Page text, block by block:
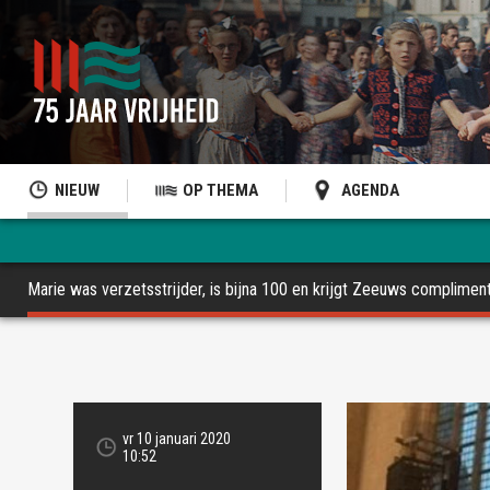
NIEUW OP THEMA AGENDA
Marie was verzetsstrijder, is bijna 100 en krijgt Zeeuws
vr 10 januari 2020
10:52